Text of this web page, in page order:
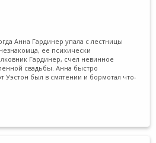
Анна Гардинер упала с лестницы
ее психически
Гардинер, счел невинное
свадьбы. Анна быстро
Уэстон был в смятении и бормотал что-